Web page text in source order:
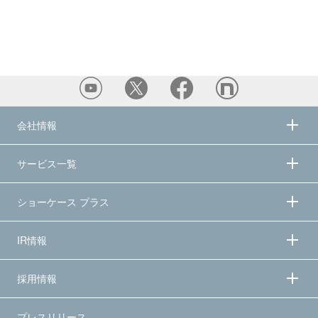
会社情報
サービス一覧
ショーケース プラス
IR情報
採用情報